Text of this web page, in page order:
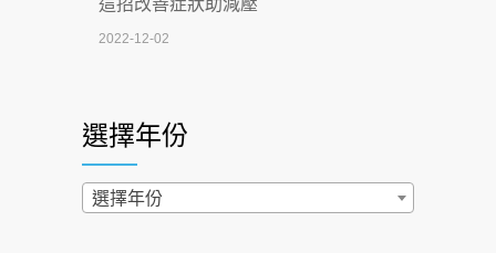
4連霸議員黃秋澤癌逝！食道癌為何奪命
西園醫院55周年 7／10捐血公益活動 邀
民眾熱血響應
2026-06-30
這招改善症狀助減壓
2022-12-02
2022-02-17
過量維生素D和鈣恐罹癌? 醫師釋
選擇年份
選擇年份